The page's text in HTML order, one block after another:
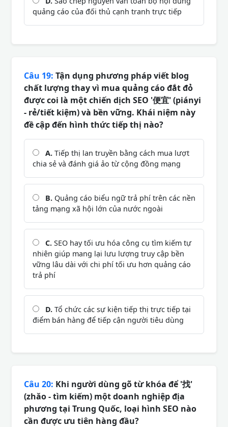
quảng cáo của đối thủ cạnh tranh trực tiếp
Câu 19: Tận dụng phương pháp viết blog
chất lượng thay vì mua quảng cáo đắt đỏ
được coi là một chiến dịch SEO '便宜' (piányi
- rẻ/tiết kiệm) và bền vững. Khái niệm này
đề cập đến hình thức tiếp thị nào?
A. Tiếp thị lan truyền bằng cách mua lượt
chia sẻ và đánh giá ảo từ cộng đồng mạng
B. Quảng cáo biểu ngữ trả phí trên các nền
tảng mạng xã hội lớn của nước ngoài
C. SEO hay tối ưu hóa công cụ tìm kiếm tự
nhiên giúp mang lại lưu lượng truy cập bền
vững lâu dài với chi phí tối ưu hơn quảng cáo
trả phí
D. Tổ chức các sự kiện tiếp thị trực tiếp tại
điểm bán hàng để tiếp cận người tiêu dùng
Câu 20: Khi người dùng gõ từ khóa để '找'
(zhǎo - tìm kiếm) một doanh nghiệp địa
phương tại Trung Quốc, loại hình SEO nào
cần được ưu tiên hàng đầu?